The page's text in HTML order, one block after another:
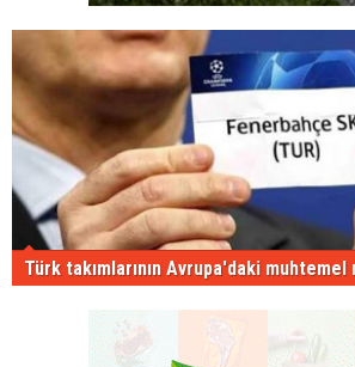
Türk takımlarının Avrupa'daki